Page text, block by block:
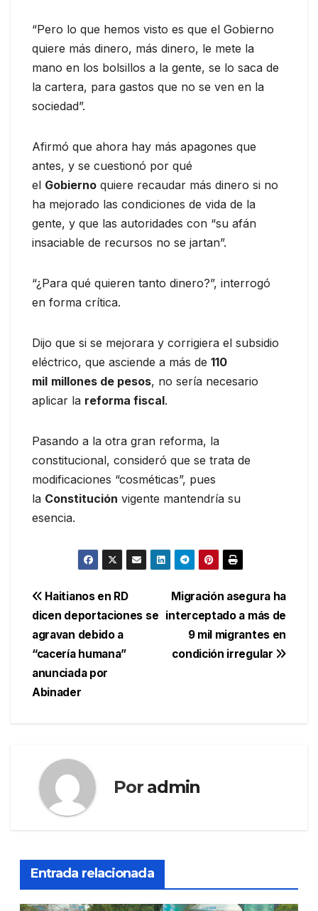
“Pero lo que hemos visto es que el Gobierno
quiere más dinero, más dinero, le mete la
mano en los bolsillos a la gente, se lo saca de
la cartera, para gastos que no se ven en la
sociedad”.
Afirmó que ahora hay más apagones que
antes, y se cuestionó por qué
el Gobierno quiere recaudar más dinero si no
ha mejorado las condiciones de vida de la
gente, y que las autoridades con “su afán
insaciable de recursos no se jartan”.
“¿Para qué quieren tanto dinero?”, interrogó
en forma crítica.
Dijo que si se mejorara y corrigiera el subsidio
eléctrico, que asciende a más de 110
mil millones de pesos, no sería necesario
aplicar la reforma fiscal.
Pasando a la otra gran reforma, la
constitucional, consideró que se trata de
modificaciones “cosméticas”, pues
la Constitución vigente mantendría su
esencia.
Navegación
de
entradas
Migración asegura ha
interceptado a más de
9 mil migrantes en
condición irregular
Haitianos en RD
dicen deportaciones se
agravan debido a
“cacería humana”
anunciada por
Abinader
Por admin
Entrada relacionada